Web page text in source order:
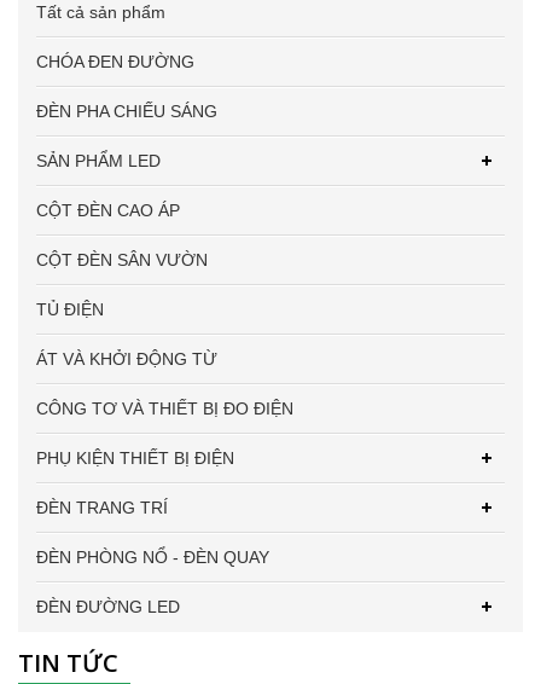
Tất cả sản phẩm
CHÓA ĐEN ĐƯỜNG
ĐÈN PHA CHIẾU SÁNG
SẢN PHẨM LED
CỘT ĐÈN CAO ÁP
CỘT ĐÈN SÂN VƯỜN
TỦ ĐIỆN
ÁT VÀ KHỞI ĐỘNG TỪ
CÔNG TƠ VÀ THIẾT BỊ ĐO ĐIỆN
PHỤ KIỆN THIẾT BỊ ĐIỆN
ĐÈN TRANG TRÍ
ĐÈN PHÒNG NỔ - ĐÈN QUAY
ĐÈN ĐƯỜNG LED
TIN TỨC